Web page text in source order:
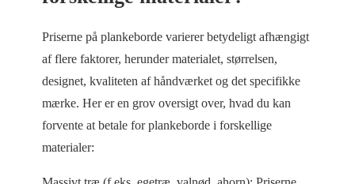
Priserne på plankeborde varierer betydeligt afhængigt
af flere faktorer, herunder materialet, størrelsen,
designet, kvaliteten af håndværket og det specifikke
mærke. Her er en grov oversigt over, hvad du kan
forvente at betale for plankeborde i forskellige
materialer: